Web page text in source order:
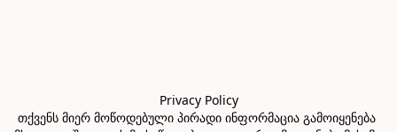
Privacy Policy
თქვენს მიერ მოწოდებული პირადი ინფორმაცია გამოიყენება